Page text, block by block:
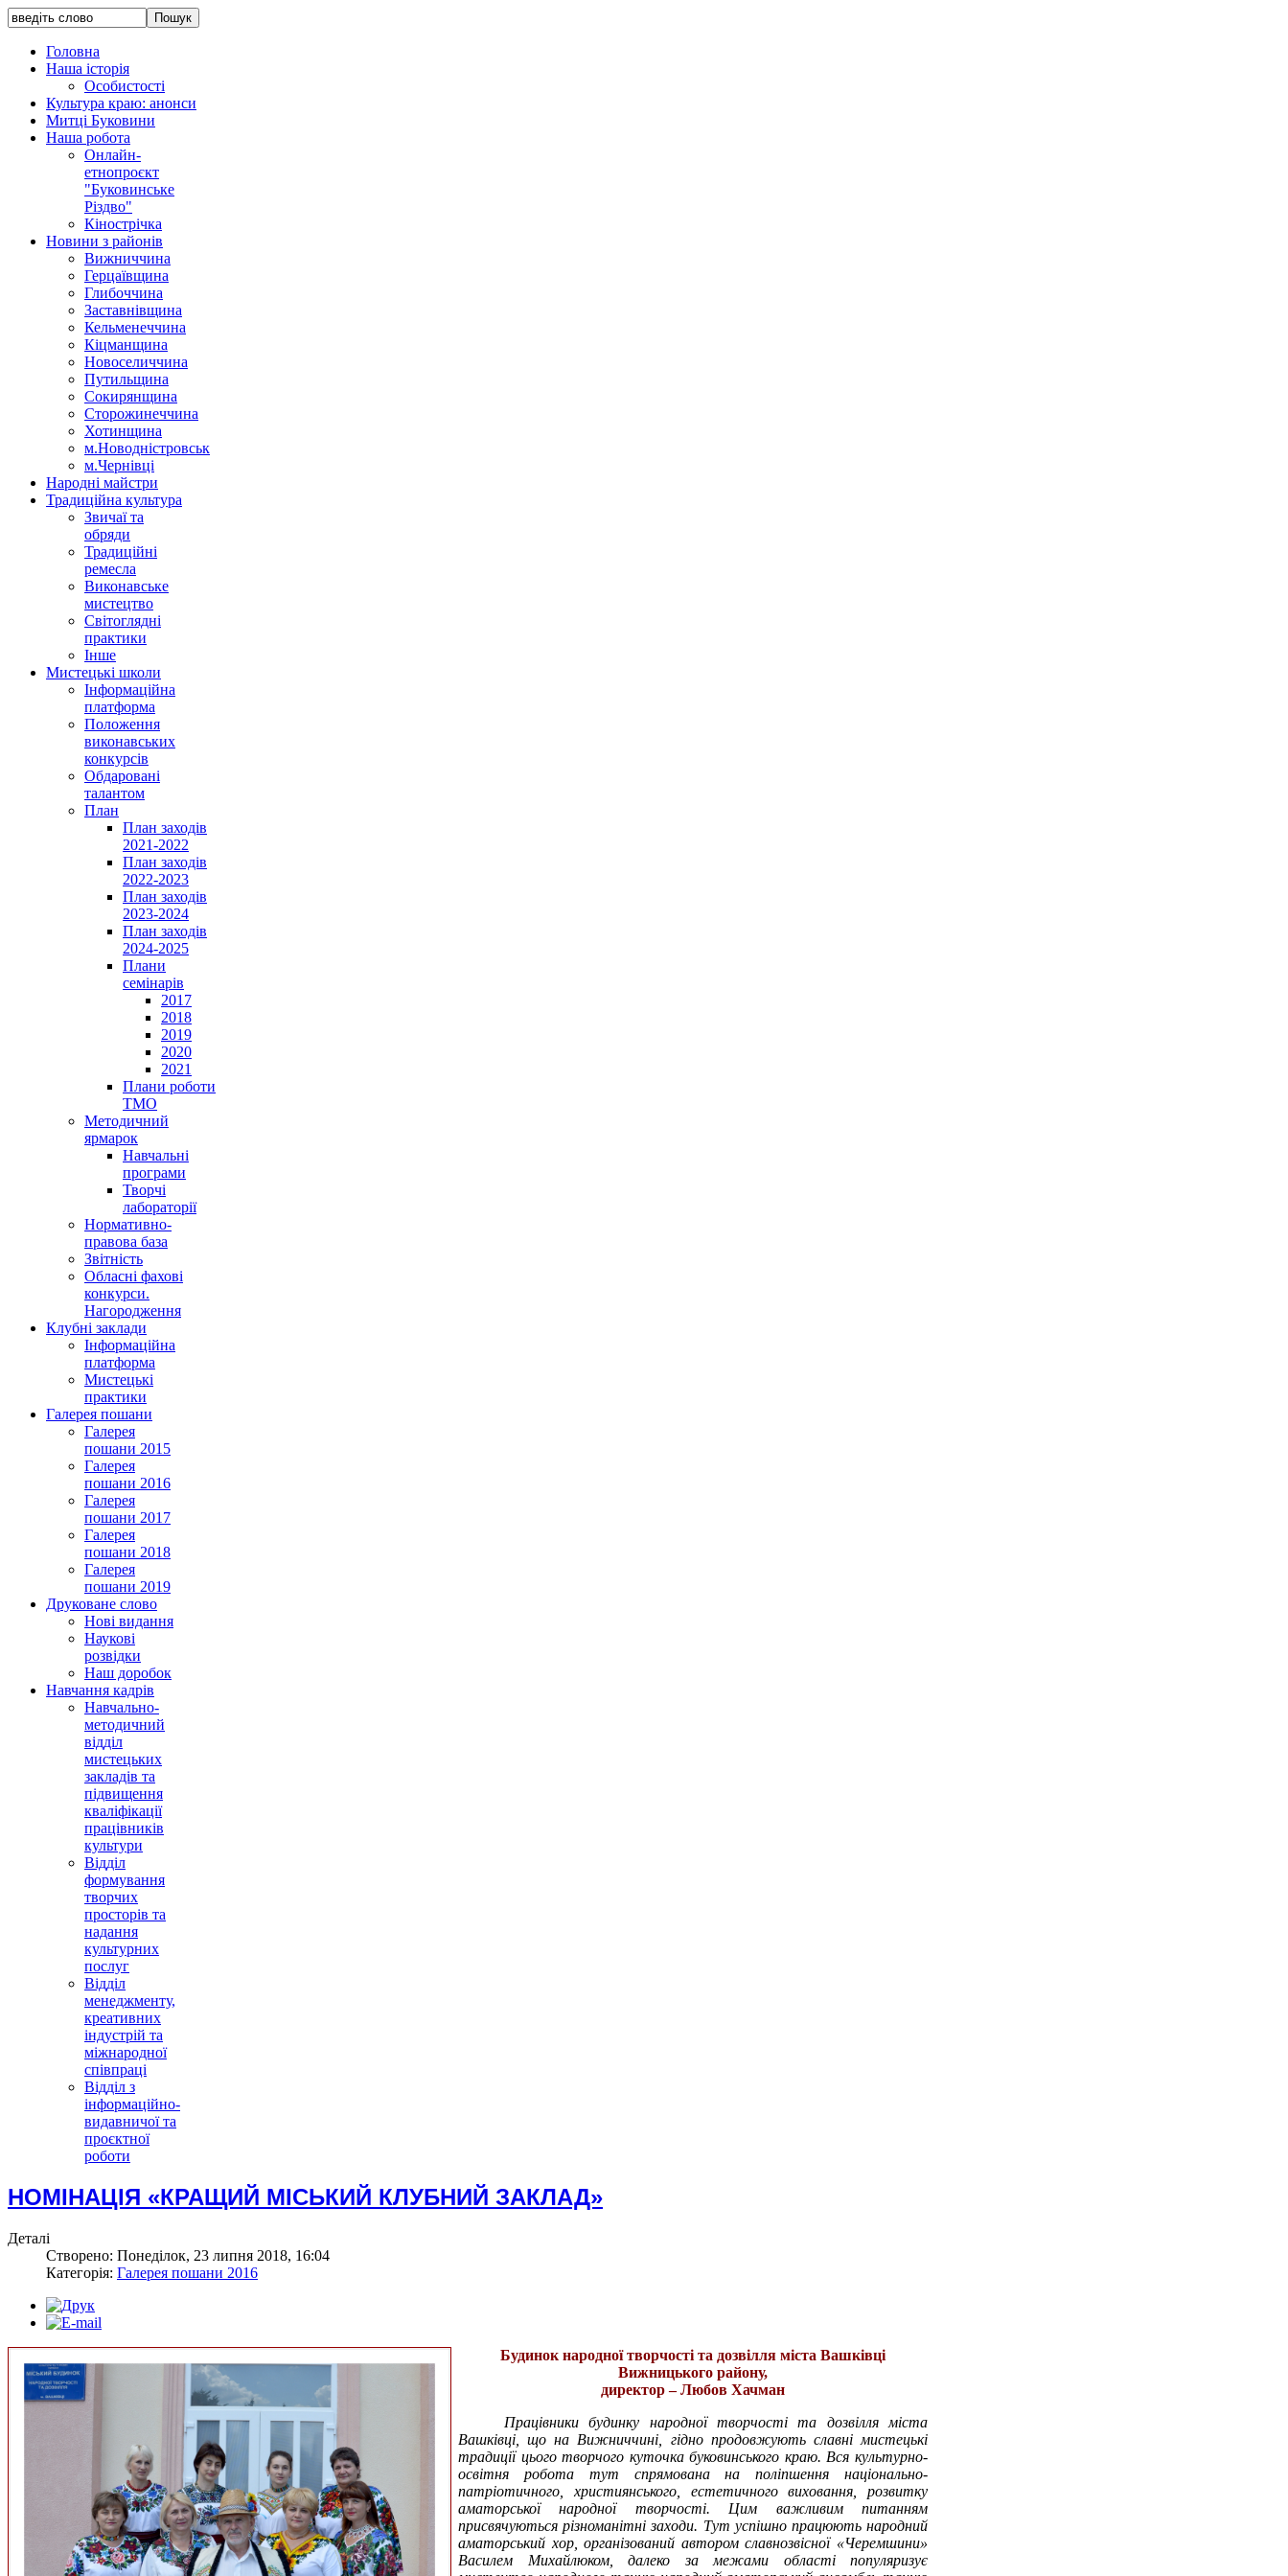
Головна
Наша історія
Особистості
Культура краю: анонси
Митці Буковини
Наша робота
Онлайн-
етнопроєкт
"Буковинське
Різдво"
Кінострічка
Новини з районів
Вижниччина
Герцаївщина
Глибоччина
Заставнівщина
Кельменеччина
Кіцманщина
Новоселиччина
Путильщина
Сокирянщина
Сторожинеччина
Хотинщина
м.Новодністровськ
м.Чернівці
Народні майстри
Традиційна культура
Звичаї та
обряди
Традиційні
ремесла
Виконавське
мистецтво
Світоглядні
практики
Інше
Мистецькі школи
Інформаційна
платформа
Положення
виконавських
конкурсів
Обдаровані
талантом
План
План заходів
2021-2022
План заходів
2022-2023
План заходів
2023-2024
План заходів
2024-2025
Плани
семінарів
2017
2018
2019
2020
2021
Плани роботи
ТМО
Методичний
ярмарок
Навчальні
програми
Творчі
лабораторії
Нормативно-
правова база
Звітність
Обласні фахові
конкурси.
Нагородження
Клубні заклади
Інформаційна
платформа
Мистецькі
практики
Галерея пошани
Галерея
пошани 2015
Галерея
пошани 2016
Галерея
пошани 2017
Галерея
пошани 2018
Галерея
пошани 2019
Друковане слово
Нові видання
Наукові
розвідки
Наш доробок
Навчання кадрів
Навчально-
методичний
відділ
мистецьких
закладів та
підвищення
кваліфікації
працівників
культури
Відділ
формування
творчих
просторів та
надання
культурних
послуг
Відділ
менеджменту,
креативних
індустрій та
міжнародної
співпраці
Відділ з
інформаційно-
видавничої та
проєктної
роботи
НОМІНАЦІЯ «КРАЩИЙ МІСЬКИЙ КЛУБНИЙ ЗАКЛАД»
Деталі
Створено: Понеділок, 23 липня 2018, 16:04
Категорія: Галерея пошани 2016
Будинок народної творчості та дозвілля міста Вашківці
Вижницького району,
директор – Любов Хачман
Працівники будинку народної творчості та дозвілля міста
Вашківці, що на Вижниччині, гідно продовжують славні мистецькі
традиції цього творчого куточка буковинського краю. Вся культурно-
освітня робота тут спрямована на поліпшення національно-
патріотичного, християнського, естетичного виховання, розвитку
аматорської народної творчості. Цим важливим питанням
присвячуються різноманітні заходи. Тут успішно працюють народний
аматорський хор, організований автором славнозвісної «Черемшини»
Василем Михайлюком, далеко за межами області популяризує